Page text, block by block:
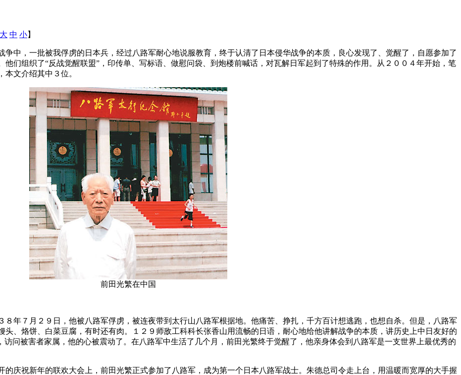
大 中 小】
中，一批被我俘虏的日本兵，经过八路军耐心地说服教育，终于认清了日本侵华战争的本质，良心发现了、觉醒了，自愿参加了
们组织了“反战觉醒联盟”，印传单、写标语、做慰问袋、到炮楼前喊话，对瓦解日军起到了特殊的作用。从２００４年开始，笔
文介绍其中３位。
前田光繁在中国
８年７月２９日，他被八路军俘虏，被连夜带到太行山八路军根据地。他痛苦、挣扎，千方百计想逃跑，也想自杀。但是，八路军
、烙饼、白菜豆腐，有时还有肉。１２９师敌工科科长张香山用流畅的日语，耐心地给他讲解战争的本质，讲历史上中日友好的
问被害者家属，他的心被震动了。在八路军中生活了几个月，前田光繁终于觉醒了，他亲身体会到八路军是一支世界上最优秀的
的庆祝新年的联欢大会上，前田光繁正式参加了八路军，成为第一个日本八路军战士。朱德总司令走上台，用温暖而宽厚的大手握